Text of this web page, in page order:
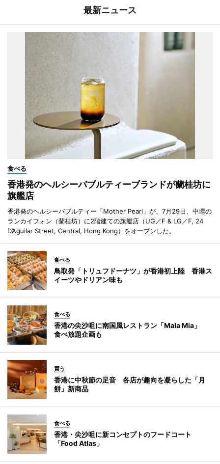
最新ニュース
食べる
香港発のヘルシーバブルティーブランドが蘭桂坊に
旗艦店
香港発のヘルシーバブルティー「Mother Pearl」が、7月29日、中環の
ランカイフォン（蘭桂坊）に2階建ての旗艦店（UG／F & LG／F, 24
D’Aguilar Street, Central, Hong Kong）をオープンした。
食べる
鳥取発「トリュフドーナツ」が香港初上陸 香港ス
イーツやドリアン味も
食べる
香港の尖沙咀に南国風レストラン「Mala Mia」
食べ放題企画も
買う
香港に中秋節の足音 各店が趣向を凝らした「月
餅」新商品
食べる
香港・尖沙咀に新コンセプトのフードコート
「Food Atlas」